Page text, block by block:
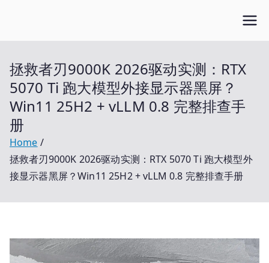
拯救者刃9000K 2026驱动实测：RTX
5070 Ti 跑大模型外接显示器黑屏？
Win11 25H2 + vLLM 0.8 完整排查手
册
Home
拯救者刃9000K 2026驱动实测：RTX 5070 Ti 跑大模型外
接显示器黑屏？Win11 25H2 + vLLM 0.8 完整排查手册